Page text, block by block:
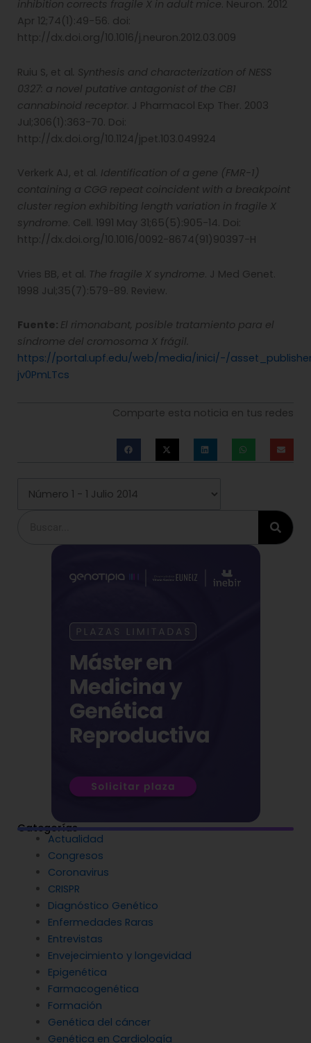
inhibition corrects fragile X in adult mice. Neuron. 2012
Apr 12;74(1):49-56. doi:
http://dx.doi.org/10.1016/j.neuron.2012.03.009
Ruiu S, et al . Synthesis and characterization of NESS
0327: a novel putative antagonist of the CB1
cannabinoid receptor. J Pharmacol Exp Ther. 2003
Jul;306(1):363-70. Doi:
http://dx.doi.org/10.1124/jpet.103.049924
Verkerk AJ, et al. Identification of a gene (FMR-1)
containing a CGG repeat coincident with a breakpoint
cluster region exhibiting length variation in fragile X
syndrome. Cell. 1991 May 31;65(5):905-14. Doi:
http://dx.doi.org/10.1016/0092-8674(91)90397-H
Vries BB, et al. The fragile X syndrome. J Med Genet.
1998 Jul;35(7):579-89. Review.
Fuente: El rimonabant, posible tratamiento para el
síndrome del cromosoma X frágil.
https://portal.upf.edu/web/media/inici/-/
jv0PmLTcs
Comparte esta noticia en tus redes
Categorías
Actualidad
Congresos
Coronavirus
CRISPR
Diagnóstico Genético
Enfermedades Raras
Entrevistas
Envejecimiento y longevidad
Epigenética
Farmacogenética
Formación
Genética del cáncer
Genética en Cardiología